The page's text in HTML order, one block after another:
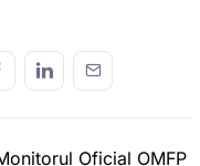
Oficial OMFP